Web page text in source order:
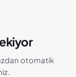
otomatik